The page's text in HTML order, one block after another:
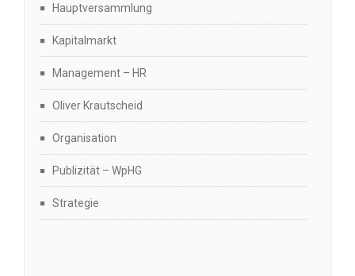
Hauptversammlung
Kapitalmarkt
Management – HR
Oliver Krautscheid
Organisation
Publizität – WpHG
Strategie